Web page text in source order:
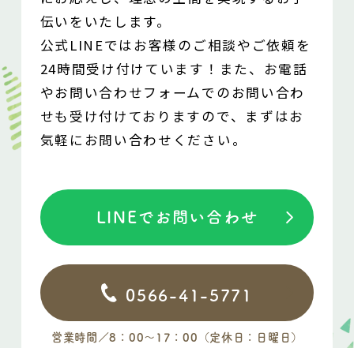
伝いをいたします。
公式LINEではお客様のご相談やご依頼を
24時間受け付けています！ また、お電話
やお問い合わせフォームでのお問い合わ
せも受け付けておりますので、
まずはお
気軽にお問い合わせください。
LINEでお問い合わせ
0566-41-5771
営業時間／8：00〜17：00（定休日：日曜日）